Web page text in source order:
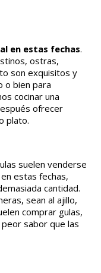
en estas fechas.
ostras,
son exquisitos y
o bien para
cocinar una
ofrecer
plato.
suelen venderse
estas fechas,
cantidad.
sean al ajillo,
comprar gulas,
sabor que las